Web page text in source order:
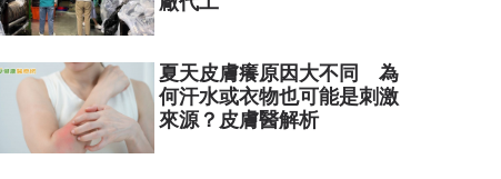
夏天皮膚癢原因大不同 為
何汗水或衣物也可能是刺激
來源？皮膚醫解析